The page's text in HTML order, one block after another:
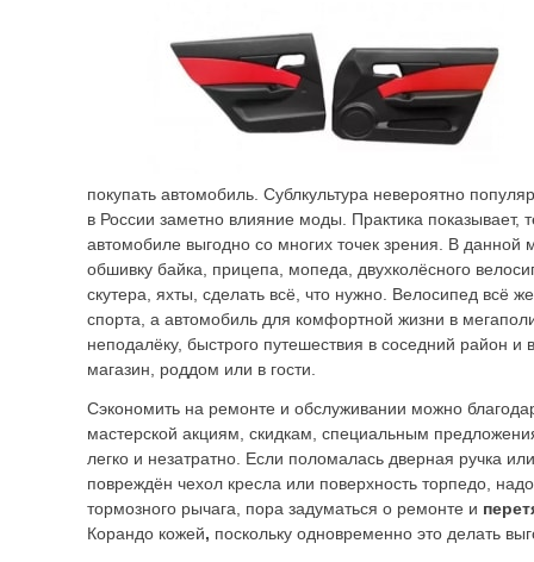
покупать автомобиль. Сублкультура невероятно
в России заметно влияние моды. Практика показывает,
автомобиле выгодно со многих точек зрения. В данной
обшивку байка, прицепа, мопеда, двухколёсного
скутера, яхты, сделать всё, что нужно. Велосипед всё
спорта, а автомобиль для комфортной жизни в
неподалёку, быстрого путешествия в соседний район и
магазин, роддом или в гости.
Сэкономить на ремонте и обслуживании можно
мастерской акциям, скидкам, специальным
легко и незатратно. Если поломалась дверная ручка
повреждён чехол кресла или поверхность торпедо,
тормозного рычага, пора задуматься о ремонте и
Корандо кожей, поскольку одновременно это делать